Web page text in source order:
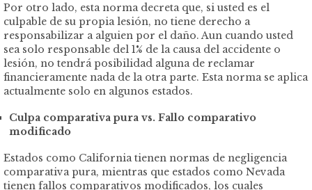
Por otro lado, esta norma decreta que, si usted es el
culpable de su propia lesión, no tiene derecho a
responsabilizar a alguien por el daño. Aun cuando usted
sea solo responsable del 1% de la causa del accidente o
lesión, no tendrá posibilidad alguna de reclamar
financieramente nada de la otra parte. Esta norma se aplica
actualmente solo en algunos estados.
Culpa comparativa pura vs. Fallo comparativo
modificado
Estados como California tienen normas de negligencia
comparativa pura, mientras que estados como Nevada
tienen fallos comparativos modificados, los cuales